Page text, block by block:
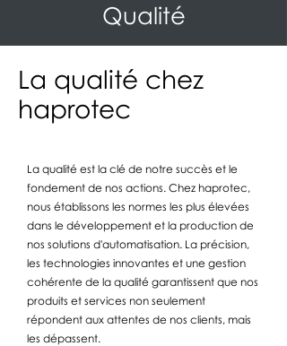
La qualité chez
haprotec
La qualité est la clé de notre succès et le
fondement de nos actions. Chez haprotec,
nous établissons les normes les plus élevées
dans le développement et la production de
nos solutions d'automatisation. La précision,
les technologies innovantes et une gestion
cohérente de la qualité garantissent que nos
produits et services non seulement
répondent aux attentes de nos clients, mais
les dépassent.
Qualité